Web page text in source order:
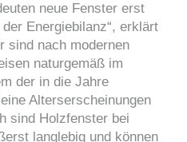
neue Fenster erst
Energiebilanz“, erklärt
sind nach modernen
naturgemäß im
der in die Jahre
Alterserscheinungen
sind Holzfenster bei
langlebig und können